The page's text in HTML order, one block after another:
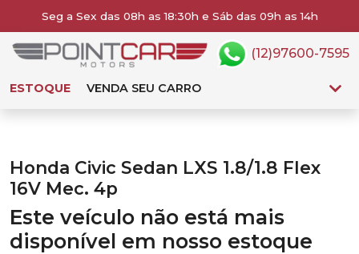
Seg a Sex das 08h as 18:30h e Sáb das 09h as 14h
ESTOQUE VENDA SEU CARRO
(12)97600-7595
Honda Civic Sedan LXS 1.8/1.8 Flex
16V Mec. 4p
Este veículo não está mais
disponível em nosso estoque